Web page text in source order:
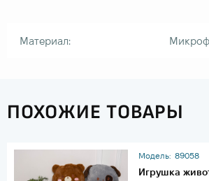
Материал:
ПОХОЖИЕ ТОВАРЫ
Модель: 89058
Игрушка